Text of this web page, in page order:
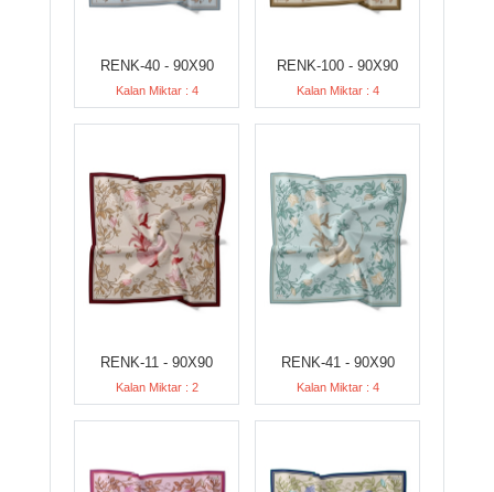
RENK-40 - 90X90
Kalan Miktar : 4
RENK-100 - 90X90
Kalan Miktar : 4
RENK-11 - 90X90
Kalan Miktar : 2
RENK-41 - 90X90
Kalan Miktar : 4